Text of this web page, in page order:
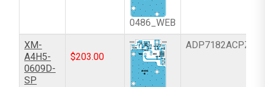
0486_WEB
XM-
A4H5-
0609D-
SP
$203.00
ADP7182ACPZ-R7